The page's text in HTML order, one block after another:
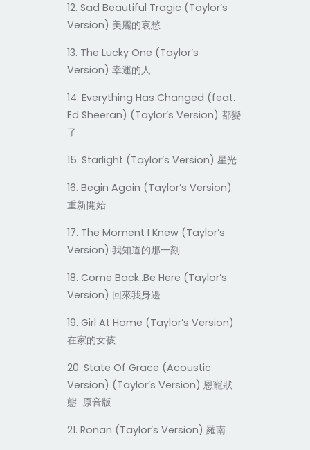
12. Sad Beautiful Tragic (Taylor’s
Version) 美麗的哀愁
13. The Lucky One (Taylor’s
Version) 幸運的人
14. Everything Has Changed (feat.
Ed Sheeran) (Taylor’s Version) 都變
了
15. Starlight (Taylor’s Version) 星光
16. Begin Again (Taylor’s Version)
重新開始
17. The Moment I Knew (Taylor’s
Version) 我知道的那一刻
18. Come Back..Be Here (Taylor’s
Version) 回來我身邊
19. Girl At Home (Taylor’s Version)
在家的女孩
20. State Of Grace (Acoustic
Version) (Taylor’s Version) 恩寵狀
態 原音版
21. Ronan (Taylor’s Version) 羅南